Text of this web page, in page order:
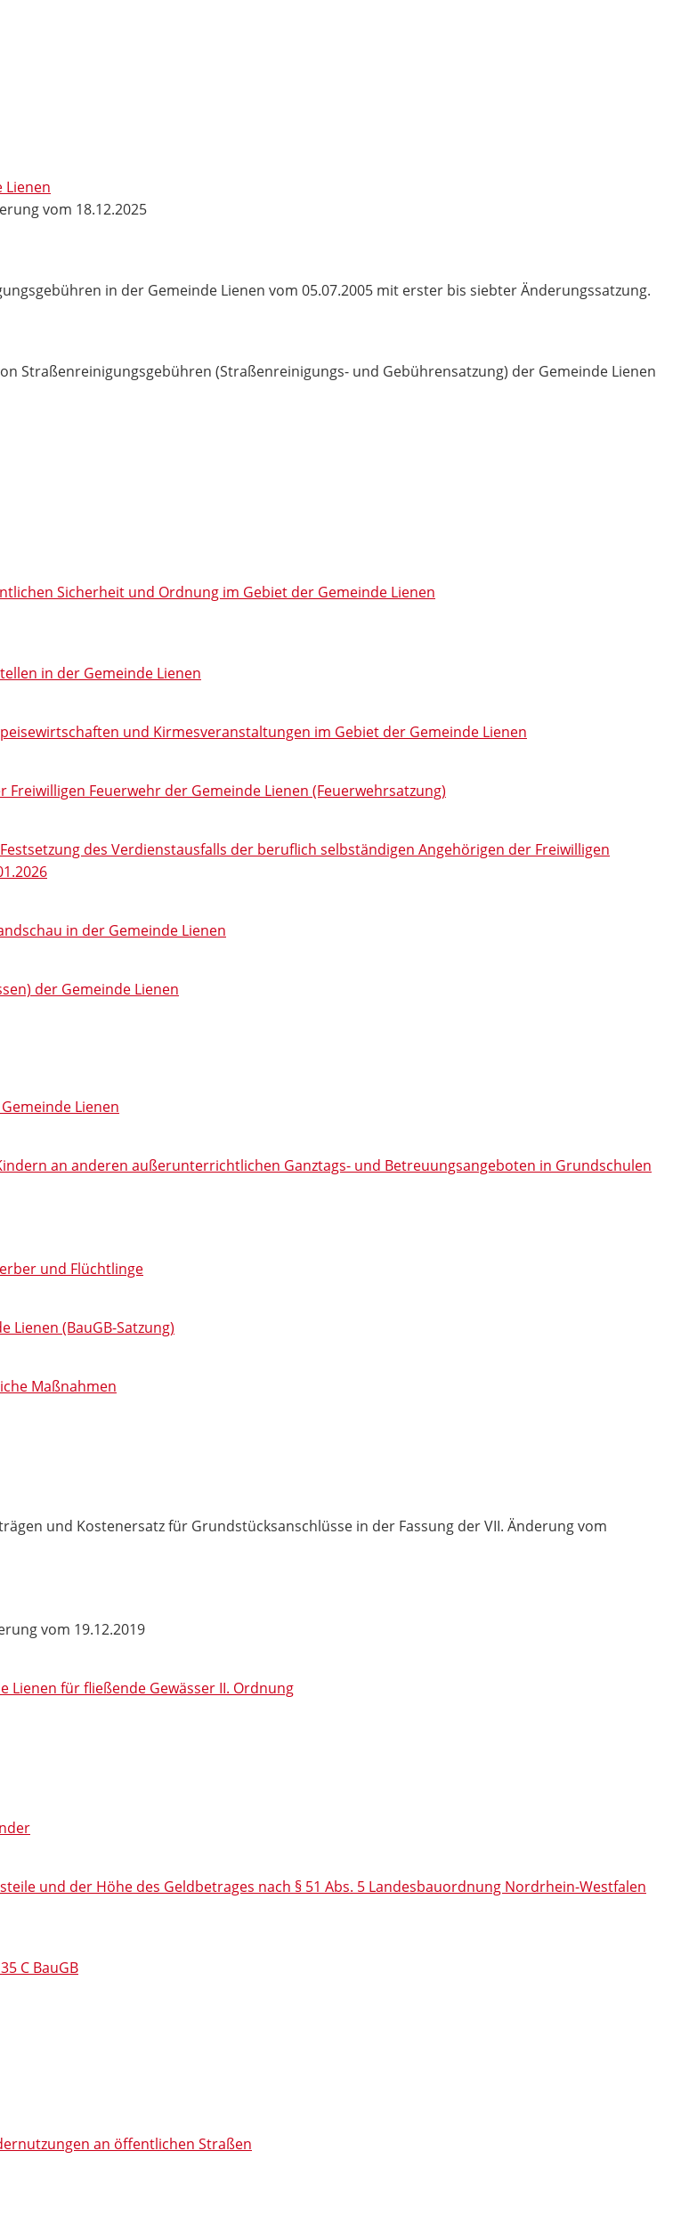
Lienen
vom 18.12.2025
in der Gemeinde Lienen vom 05.07.2005 mit erster bis siebter Änderungssatzung.
Straßenreinigungsgebühren (Straßenreinigungs- und Gebührensatzung) der Gemeinde Lienen
Sicherheit und Ordnung im Gebiet der Gemeinde Lienen
in der Gemeinde Lienen
und Kirmesveranstaltungen im Gebiet der Gemeinde Lienen
Feuerwehr der Gemeinde Lienen (Feuerwehrsatzung)
des Verdienstausfalls der beruflich selbständigen Angehörigen der Freiwilligen
in der Gemeinde Lienen
der Gemeinde Lienen
Lienen
an anderen außerunterrichtlichen Ganztags- und Betreuungsangeboten in Grundschulen
und Flüchtlinge
Lienen (BauGB-Satzung)
Maßnahmen
und Kostenersatz für Grundstücksanschlüsse in der Fassung der VII. Änderung vom
vom 19.12.2019
Lienen für fließende Gewässer II. Ordnung
und der Höhe des Geldbetrages nach § 51 Abs. 5 Landesbauordnung Nordrhein-Westfalen
C BauGB
an öffentlichen Straßen